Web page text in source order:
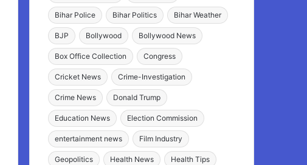
Bihar Police Bihar Politics Bihar Weather
BJP Bollywood Bollywood News
Box Office Collection Congress
Cricket News Crime-Investigation
Crime News Donald Trump
Education News Election Commission
entertainment news Film Industry
Geopolitics Health News Health Tips